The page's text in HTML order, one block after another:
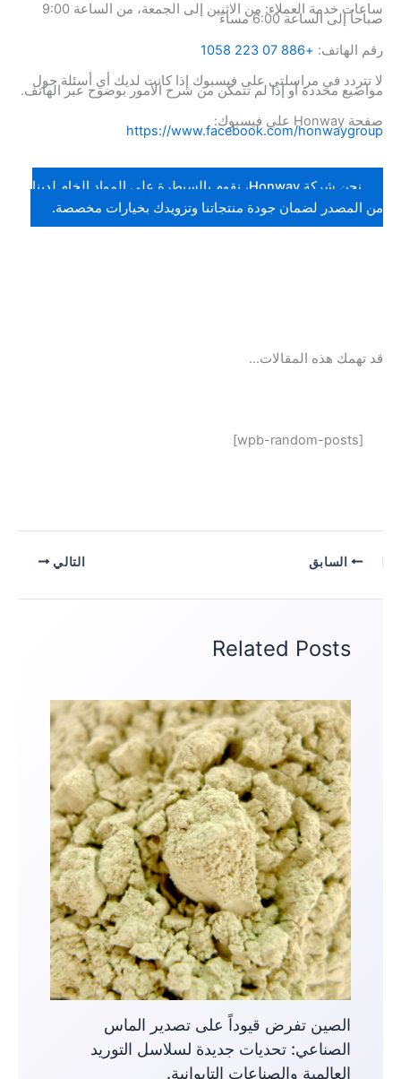
ساعات خدمة العملاء: من الاثنين إلى الجمعة، من الساعة 9:00
صباحاً إلى الساعة 6:00 مساءً
رقم الهاتف: +886 07 223 1058
لا تتردد في مراسلتي على فيسبوك إذا كانت لديك أي أسئلة حول
مواضيع محددة أو إذا لم تتمكن من شرح الأمور بوضوح عبر الهاتف.
صفحة Honway على فيسبوك:
https://www.facebook.com/honwaygroup
نحن شركة Honway، نقوم بالسيطرة على المواد الخام لدينا
من المصدر لضمان جودة منتجاتنا وتزويدك بخيارات مخصصة.
قد تهمك هذه المقالات…
[wpb-random-posts]
السابق التالي
Related Posts
الصين تفرض قيوداً على تصدير الماس
الصناعي: تحديات جديدة لسلاسل التوريد
العالمية والصناعات التايوانية.